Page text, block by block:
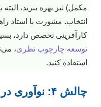
مکمل) نیز بهره ببرید،
انتخاب. مشورت با استاد
کارآفرینی تخصص دارد،
توسعه چارچوب نظری،
استفاده کنید.
چالش ۴: نوآوری در تحقیق